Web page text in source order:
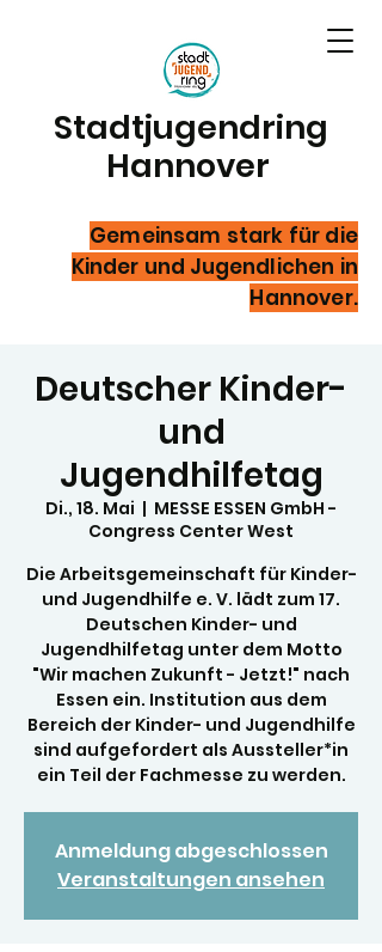
Stadtjugendring
Hannover
Gemeinsam stark für die
Kinder und Jugendlichen in
Hannover.
Deutscher Kinder-
und
Jugendhilfetag
Di., 18. Mai
  |
MESSE ESSEN GmbH -
Congress Center West
Die Arbeitsgemeinschaft für Kinder-
und Jugendhilfe e. V. lädt zum 17.
Deutschen Kinder- und
Jugendhilfetag unter dem Motto
"Wir machen Zukunft - Jetzt!" nach
Essen ein. Institution aus dem
Bereich der Kinder- und Jugendhilfe
sind aufgefordert als Aussteller*in
ein Teil der Fachmesse zu werden.
Anmeldung abgeschlossen
Veranstaltungen ansehen